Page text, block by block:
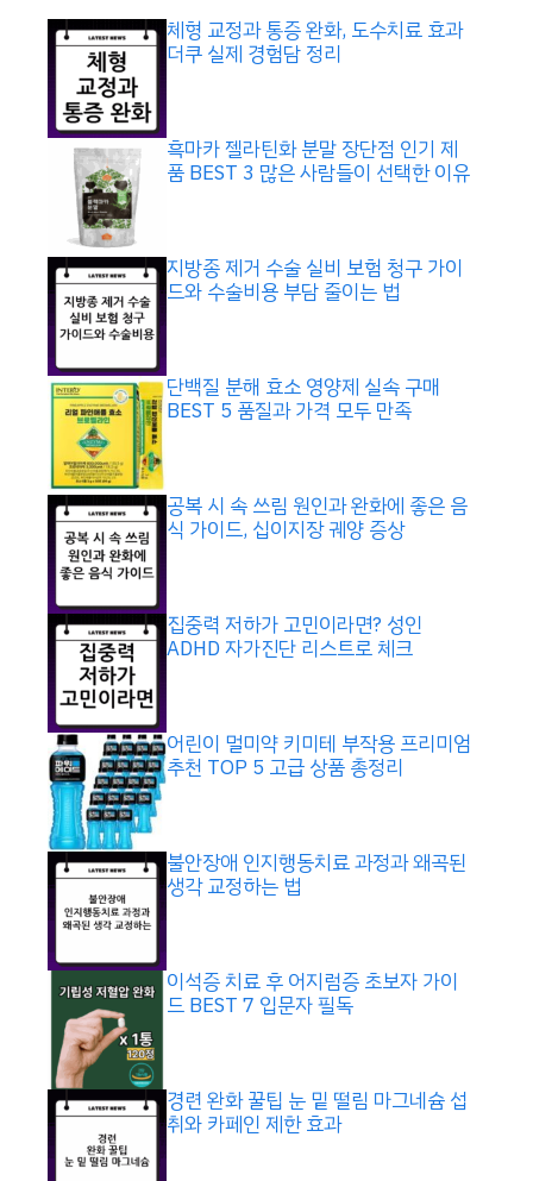
체형 교정과 통증 완화, 도수치료 효과
더쿠 실제 경험담 정리
흑마카 젤라틴화 분말 장단점 인기 제
품 BEST 3 많은 사람들이 선택한 이유
지방종 제거 수술 실비 보험 청구 가이
드와 수술비용 부담 줄이는 법
단백질 분해 효소 영양제 실속 구매
BEST 5 품질과 가격 모두 만족
공복 시 속 쓰림 원인과 완화에 좋은 음
식 가이드, 십이지장 궤양 증상
집중력 저하가 고민이라면? 성인
ADHD 자가진단 리스트로 체크
어린이 멀미약 키미테 부작용 프리미엄
추천 TOP 5 고급 상품 총정리
불안장애 인지행동치료 과정과 왜곡된
생각 교정하는 법
이석증 치료 후 어지럼증 초보자 가이
드 BEST 7 입문자 필독
경련 완화 꿀팁 눈 밑 떨림 마그네슘 섭
취와 카페인 제한 효과